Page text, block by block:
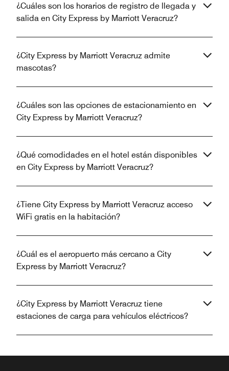
¿Cuáles son los horarios de registro de llegada y
salida en City Express by Marriott Veracruz?
¿City Express by Marriott Veracruz admite
mascotas?
¿Cuáles son las opciones de estacionamiento en
City Express by Marriott Veracruz?
¿Qué comodidades en el hotel están disponibles
en City Express by Marriott Veracruz?
¿Tiene City Express by Marriott Veracruz acceso
WiFi gratis en la habitación?
¿Cuál es el aeropuerto más cercano a City
Express by Marriott Veracruz?
¿City Express by Marriott Veracruz tiene
estaciones de carga para vehículos eléctricos?